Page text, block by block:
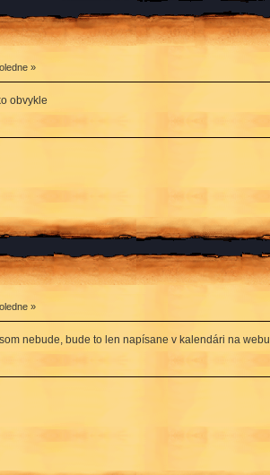
»
obvykle
»
nebude, bude to len napísane v kalendári na